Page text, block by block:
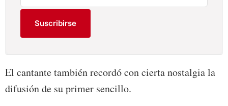
Suscribirse
El cantante también recordó con cierta nostalgia la
difusión de su primer sencillo.